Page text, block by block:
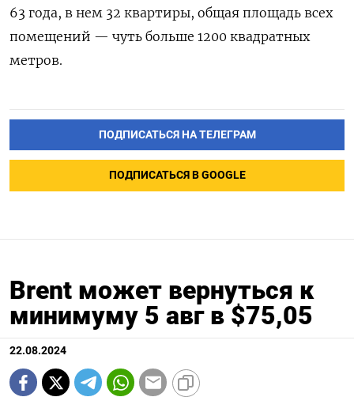
63 года, в нем 32 квартиры, общая площадь всех
помещений — чуть больше 1200 квадратных
метров.
ПОДПИСАТЬСЯ НА ТЕЛЕГРАМ
ПОДПИСАТЬСЯ В GOOGLE
Brent может вернуться к
минимуму 5 авг в $75,05
22.08.2024